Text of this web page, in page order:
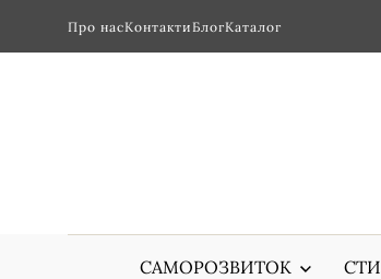
Про насКонтактиБлогКаталог
САМОРОЗВИТОК